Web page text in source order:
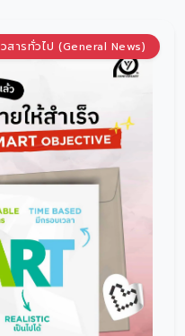
ารขาย
นัดหมาย
สารทั่วไป (General News)